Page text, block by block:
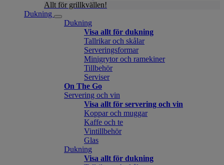
Allt för grillkvällen!
Dukning
Dukning
Visa allt för dukning
Tallrikar och skålar
Serveringsformar
Minigrytor och ramekiner
Tillbehör
Serviser
On The Go
Servering och vin
Visa allt för servering och vin
Koppar och muggar
Kaffe och te
Vintillbehör
Glas
Dukning
Visa allt för dukning